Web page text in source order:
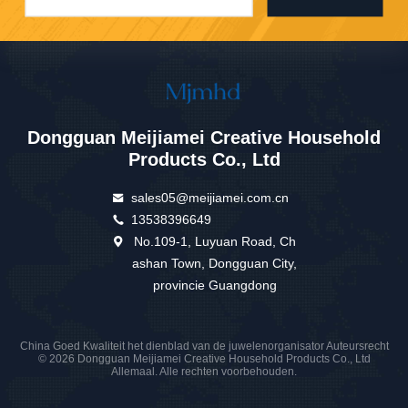
Dongguan Meijiamei Creative Household
Products Co., Ltd
sales05@meijiamei.com.cn
13538396649
No.109-1, Luyuan Road, Ch
ashan Town, Dongguan City,
provincie Guangdong
China Goed Kwaliteit het dienblad van de juwelenorganisator Auteursrecht
© 2026 Dongguan Meijiamei Creative Household Products Co., Ltd
Allemaal. Alle rechten voorbehouden.